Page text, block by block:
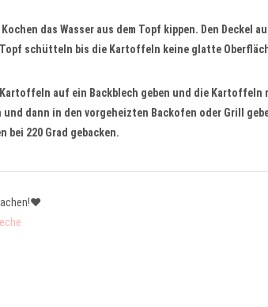
Kochen das Wasser aus dem Topf kippen. Den Deckel
schütteln bis die Kartoffeln keine glatte
auf ein Backblech geben und die Kartoffeln
und dann in den vorgeheizten Backofen oder Grill
bei 220 Grad gebacken.